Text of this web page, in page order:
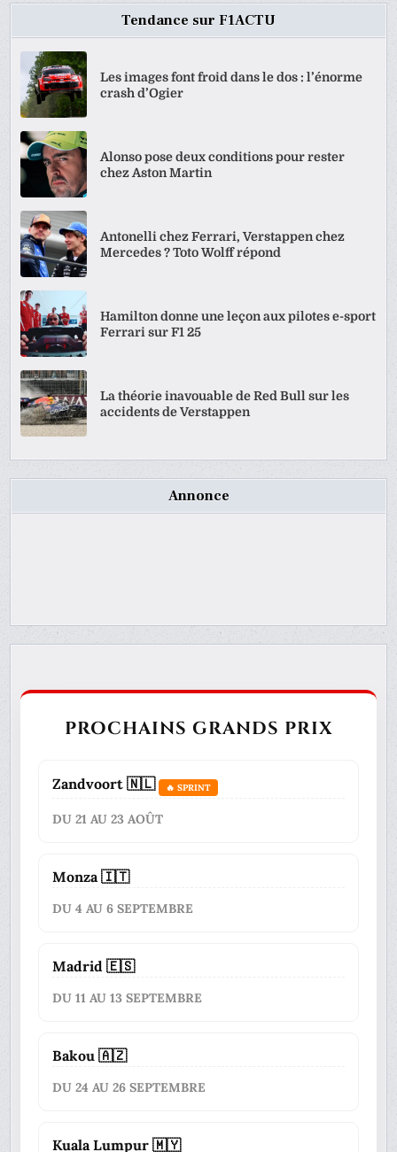
Tendance sur F1ACTU
Les images font froid dans le dos : l’énorme
crash d’Ogier
Alonso pose deux conditions pour rester
chez Aston Martin
Antonelli chez Ferrari, Verstappen chez
Mercedes ? Toto Wolff répond
Hamilton donne une leçon aux pilotes e-sport
Ferrari sur F1 25
La théorie inavouable de Red Bull sur les
accidents de Verstappen
Annonce
PROCHAINS GRANDS PRIX
Zandvoort 🇳🇱 🔥 SPRINT
DU 21 AU 23 AOÛT
Monza 🇮🇹
DU 4 AU 6 SEPTEMBRE
Madrid 🇪🇸
DU 11 AU 13 SEPTEMBRE
Bakou 🇦🇿
DU 24 AU 26 SEPTEMBRE
Kuala Lumpur 🇲🇾